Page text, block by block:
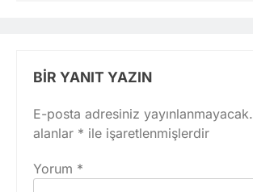
BIR YANIT YAZIN
E-posta adresiniz yayınlanmayacak.
alanlar * ile işaretlenmişlerdir
Yorum *